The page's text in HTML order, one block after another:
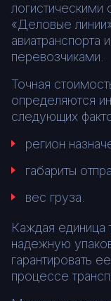
логистическими
«Деловые
авиатранспорта
перевозчиками.
Точная
определяются
следующих
регион
габариты
вес груза.
Каждая единица
надежную
гарантировать
процессе